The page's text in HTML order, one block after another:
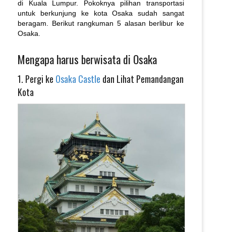
di Kuala Lumpur. Pokoknya pilihan transportasi
untuk berkunjung ke kota Osaka sudah sangat
beragam. Berikut rangkuman 5 alasan berlibur ke
Osaka.
Mengapa harus berwisata di Osaka
1. Pergi ke Osaka Castle dan Lihat Pemandangan
Kota